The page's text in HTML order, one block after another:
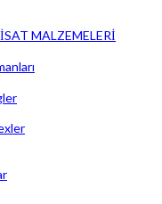
MALZEMELERİ